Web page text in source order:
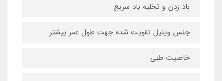
باد زدن و تخلیه باد سریع
جنس وینیل تقویت شده جهت طول عمر بیشتر
خاصیت طبی